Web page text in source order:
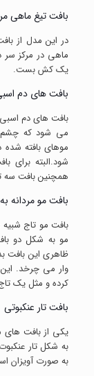
بافت تیغ ماهی
در این مدل از
ماهی در مرکز سر
یک کش بست.
بافت های دم
بافت های دم
می شود که چشم
موهای بافته
شود.البته برای
همچنین بافت سه
بافت مو مردانه
بافت مو تاج
مو به شکل دو
ظاهری این بافت
وار می چرخد. این
کرده و مثل یک
بافت تار عنکبوتی
یکی از بافت های
به شکل تار
به صورت آویزان